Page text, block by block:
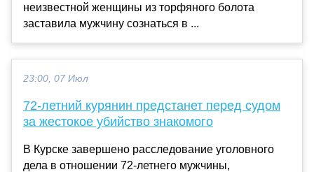
неизвестной женщины из торфяного болота
заставила мужчину сознаться в ...
23:00, 07 Июл
72-летний курянин предстанет перед судом
за жестокое убийство знакомого
В Курске завершено расследование уголовного
дела в отношении 72-летнего мужчины,